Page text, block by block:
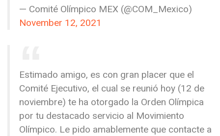
— Comité Olímpico MEX (@COM_Mexico)
November 12, 2021
Estimado amigo, es con gran placer que el
Comité Ejecutivo, el cual se reunió hoy (12 de
noviembre) te ha otorgado la Orden Olímpica
por tu destacado servicio al Movimiento
Olímpico. Le pido amablemente que contacte a